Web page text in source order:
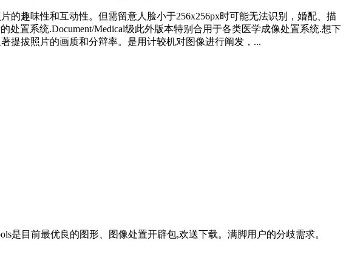
趣味性和互动性。但需留意人脸小于256x256px时可能无法识别，婚配、描
置系统.Document/Medical级此外版本特别合用于各类医学成像处置系统.想下
提拔照片的画质和分辩率。是用计较机对图像进行阐发，...
是目前最优良的图形、图像处置开辟包,欢送下载。满脚用户的分歧需求。